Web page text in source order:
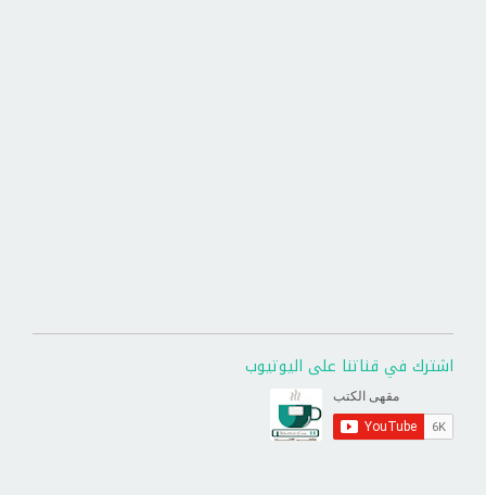
اشترك في قناتنا على اليوتيوب